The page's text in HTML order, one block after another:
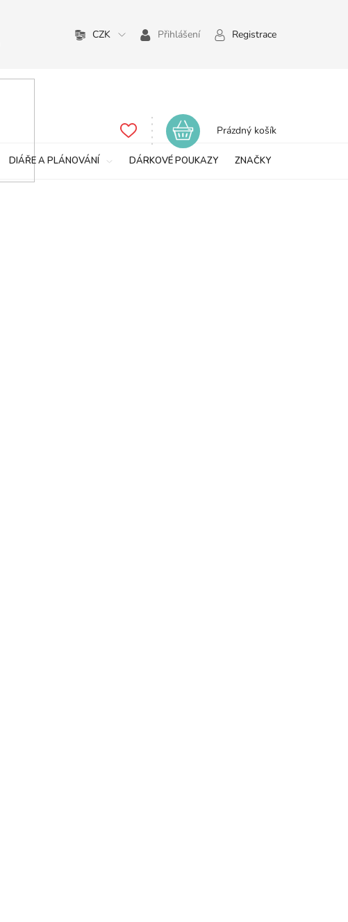
CZK Přihlášení Registrace
Nákupní
Prázdný košík
DIÁŘE A PLÁNOVÁNÍ DÁRKOVÉ POUKAZY ZNAČKY